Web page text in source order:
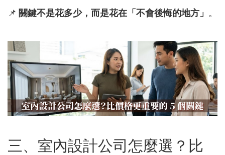
📌 關鍵不是花多少，而是花在「不會後悔的地方」 。
三、室內設計公司怎麼選？比